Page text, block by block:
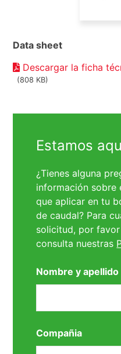
Data sheet
Descargar la ficha
(808 KB)
Estamos
¿Tienes alguna
información sobre
que aplicar en tu
de caudal? Para
solicitud, por
consulta nuestras
Nombre y apellido
Compañia